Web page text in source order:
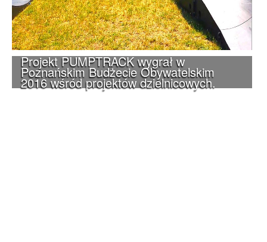
Projekt PUMPTRACK wygrał w
Poznańskim Budżecie Obywatelskim
2016 wśród projektów dzielnicowych.